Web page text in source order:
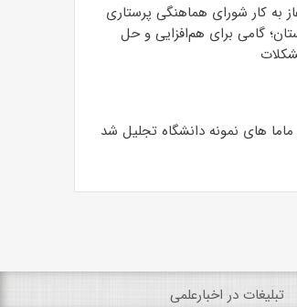
به کار شورای هماهنگی پرستاری
گامی برای هم‌افزایی و حل
ماما های نمونه دانشگاه تجلیل شد
تبلیغات در اخبارعلمی